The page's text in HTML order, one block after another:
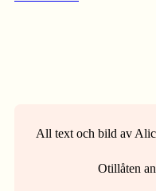
All text och bild av
Otillåten